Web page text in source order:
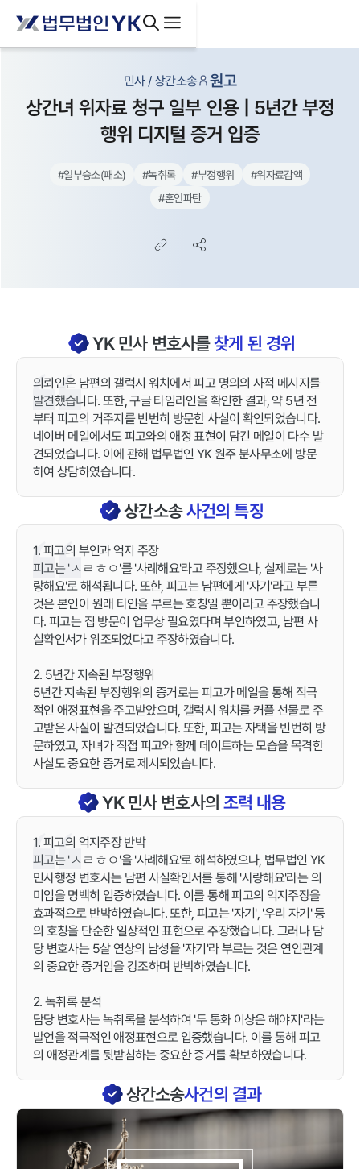
민사 / 상간소송 원고
상간녀 위자료 청구 일부 인용 | 5년간 부정
행위 디지털 증거 입증
#일부승소(패소) #녹취록 #부정행위 #위자료감액
#혼인파탄
YK민사변호사를찾게 된 경위
의뢰인은 남편의 갤럭시 워치에서 피고 명의의 사적 메시지를
발견했습니다. 또한, 구글 타임라인을 확인한 결과, 약 5년 전
부터 피고의 거주지를 빈번히 방문한 사실이 확인되었습니다.
네이버 메일에서도 피고와의 애정 표현이 담긴 메일이 다수 발
견되었습니다. 이에 관해 법무법인 YK 원주 분사무소에 방문
하여 상담하였습니다.
상간소송사건의 특징
1. 피고의 부인과 억지 주장
피고는 'ㅅㄹㅎㅇ'를 '사례해요'라고 주장했으나, 실제로는 '사
랑해요'로 해석됩니다. 또한, 피고는 남편에게 '자기'라고 부른
것은 본인이 원래 타인을 부르는 호칭일 뿐이라고 주장했습니
다. 피고는 집 방문이 업무상 필요였다며 부인하였고, 남편 사
실확인서가 위조되었다고 주장하였습니다.
2. 5년간 지속된 부정행위
5년간 지속된 부정행위의 증거로는 피고가 메일을 통해 적극
적인 애정표현을 주고받았으며, 갤럭시 워치를 커플 선물로 주
고받은 사실이 발견되었습니다. 또한, 피고는 자택을 빈번히 방
문하였고, 자녀가 직접 피고와 함께 데이트하는 모습을 목격한
사실도 중요한 증거로 제시되었습니다.
YK민사변호사의조력 내용
1. 피고의 억지주장 반박
피고는 'ㅅㄹㅎㅇ'을 '사례해요'로 해석하였으나, 법무법인 YK
민사행정 변호사는 남편 사실확인서를 통해 '사랑해요'라는 의
미임을 명백히 입증하였습니다. 이를 통해 피고의 억지주장을
효과적으로 반박하였습니다. 또한, 피고는 '자기', '우리 자기' 등
의 호칭을 단순한 일상적인 표현으로 주장했습니다. 그러나 담
당 변호사는 5살 연상의 남성을 '자기'라 부르는 것은 연인관계
의 중요한 증거임을 강조하며 반박하였습니다.
2. 녹취록 분석
담당 변호사는 녹취록을 분석하여 '두 통화 이상은 해야지'라는
발언을 적극적인 애정표현으로 입증했습니다. 이를 통해 피고
의 애정관계를 뒷받침하는 중요한 증거를 확보하였습니다.
상간소송사건의 결과